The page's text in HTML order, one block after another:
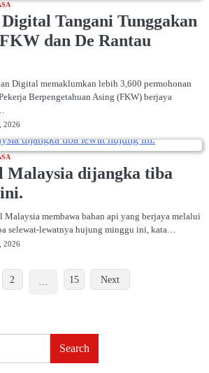
Tangani Tunggakan
dan De Rantau
Digital memaklumkan lebih 3,600 permohonan
Berpengetahuan Asing (FKW) berjaya
2026
Malaysia dijangka tiba
membawa bahan api yang berjaya melalui
selewat-lewatnya hujung minggu ini, kata…
2026
2 … 15 Next
Search